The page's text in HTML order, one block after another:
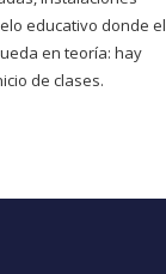
educativo donde el
en teoría: hay
de clases.